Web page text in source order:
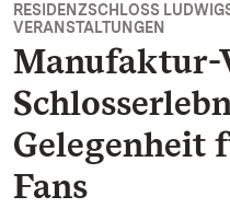
RESIDENZSCHLOSS
VERANSTALTUNGEN
Manufaktur-
Gelegenheit
Fans